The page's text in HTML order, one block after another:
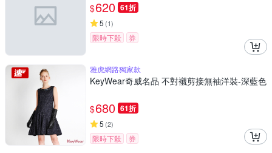
$620 61折
5 (1)
限時下殺 券
雅虎網路獨家款
KeyWear奇威名品 不對襯剪接無袖洋裝-深藍色
$680 61折
5 (2)
限時下殺 券